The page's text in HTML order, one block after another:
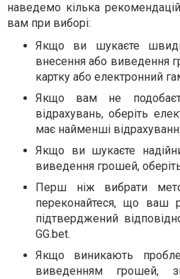
наведемо кілька
вам при виборі:
Якщо ви шукаєте
внесення або виведення
картку або електронний
Якщо вам не
відрахувань, оберіть
має найменші
Якщо ви шукаєте
виведення грошей,
Перш ніж вибрати
переконайтеся, що ваш
підтверджений
GG.bet.
Якщо виникають
виведенням грошей,